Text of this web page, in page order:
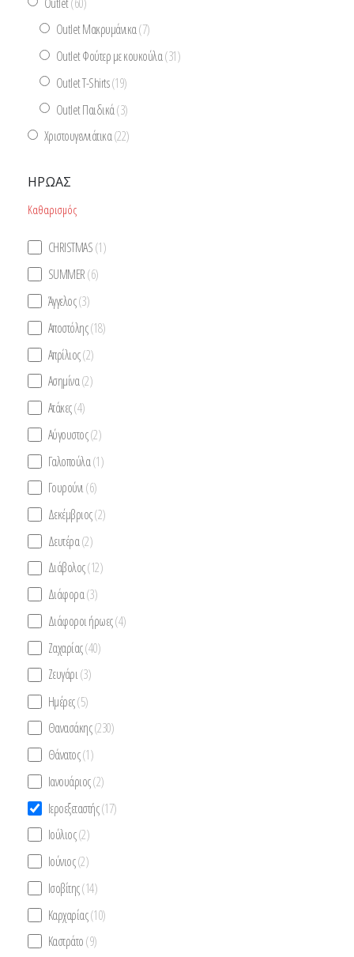
Outlet Μακρυμάνικα(7)
Outlet Φούτερ με κουκούλα(31)
Outlet T-Shirts(19)
Outlet Παιδικά(3)
Χριστουγεννιάτικα(22)
ΉΡΩΑΣ
Καθαρισμός
CHRISTMAS(1)
SUMMER(6)
Άγγελος(3)
Αποστόλης(18)
Απρίλιος(2)
Ασημίνα(2)
Ατάκες(4)
Αύγουστος(2)
Γαλοπούλα(1)
Γουρούνι(6)
Δεκέμβριος(2)
Δευτέρα(2)
Διάβολος(12)
Διάφορα(3)
Διάφοροι ήρωες(4)
Ζαχαρίας(40)
Ζευγάρι(3)
Ημέρες(5)
Θανασάκης(230)
Θάνατος(1)
Ιανουάριος(2)
Ιεροεξεταστής(17)
Ιούλιος(2)
Ιούνιος(2)
Ισοβίτης(14)
Καρχαρίας(10)
Καστράτο(9)